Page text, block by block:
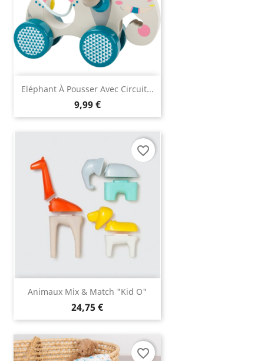
Eléphant À Pousser Avec Circuit...
9,99 €
Animaux Mix & Match "Kid O"
24,75 €
favorite_border
favorite_border